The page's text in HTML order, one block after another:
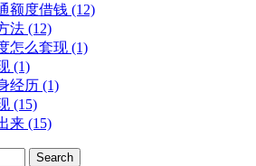
额度借钱 (12)
法 (12)
怎么套现 (1)
(1)
经历 (1)
(15)
来 (15)
Search